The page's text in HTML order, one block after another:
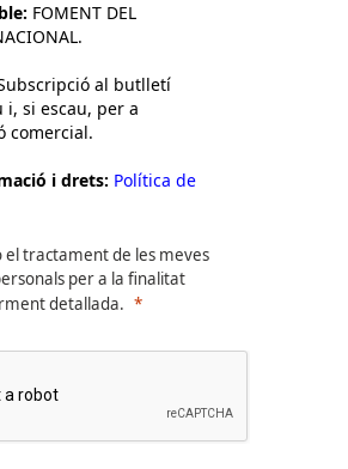
FOMENT DEL
al butlletí
si escau, per a
comercial.
i drets: Política de
el tractament de les meves
per a la finalitat
detallada.